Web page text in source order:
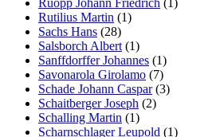
Rutilius Martin (1)
Sachs Hans (28)
Salsborch Albert (1)
Sanffdorffer Johannes (1)
Savonarola Girolamo (7)
Schade Johann Caspar(3)
Schaitberger Joseph (2)
Schalling Martin (1)
Scharnschlager Leupold (1)